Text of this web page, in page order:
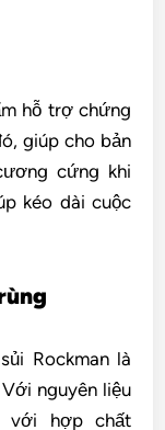
hỗ trợ chứng
giúp cho bản
cứng khi
kéo dài cuộc
Rockman là
nguyên liệu
với hợp chất